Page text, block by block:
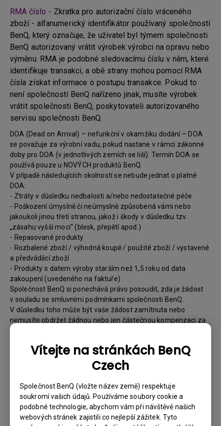
Vítejte na stránkách BenQ
Czech
Společnost BenQ (vložte název země) respektuje
soukromí vašich údajů. Používáme soubory cookie a
podobné technologie, abychom vám při návštěvě našich
webových stránek zajistili co nejlepší zážitek. Tyto
RMA číslo - Zkratka pro autorizační číslo vráceného
zboží - alfanumerický identifikátor používaný společností
BenQ, který označuje, že uživatel byl týmem společnosti
BenQ autorizovaný vrátit výrobek výrobci na opravu nebo
výměnu. RMA je podobné sledovacímu číslu v něm, které
identifikuje transakci, a obě strany mohou pomocí RMA
čísla získat informace o postupu transakce. Pokud to
není společností BenQ nařízeno jinak, musíte výrobek
vrátit společnosti BenQ, poskytovateli autorizovaného
servisu společnosti BenQ.
DOA (Dead on Arrival) – nefunkční v okamžiku dodání – DOA
se považuje za výrobní vadu, pokud nastane v rámci zákonné
doby pro DOA (v jednotlivých zemích se liší). Termín DOA se
používá pouze u NOVÝCH produktů BenQ.
V případě následujících okolností se nebude jednat o platné
DOA:
- Ztráty v důsledku nedbalosti a/nebo nedostatečné péče
- Poškození úmyslně či neúmyslně způsobená vámi nebo
jakoukoli jinou třetí stranou, jakož i škody v důsledku tzv.
„zásahu vyšší moci“ (blesk, přepětí apod.)
- Repasované produkty
- Rozbalené zboží / výhodná koupě / použité zboží / vystavené
a předváděcí zboží
- Produkty s datem výroby starším než 1,5 roku od data
zakoupení (uvedeného na faktuře)
Společnost BenQ si ponechává právo posoudit, zda je žádost
v souladu se smluvními podmínkami společnosti BenQ.
V důsledku toho může být vaše žádost zamítnuta nebo
nemusíte obdržet žádnou nebo jen částečnou kompenzaci za
nákupy uskutečněné prostřednictvím našeho online obchodu.
Co dělat?
- Pokud se u vašeho výrobku vyskytnou během záruční
podmínky stanovené společností BenQ pro specifický
výrobek, který jste zakoupili.
- Pro žádost o záruční servis je třeba vyplnit náš online
webový formulář a poskytnout všechny nutné informace